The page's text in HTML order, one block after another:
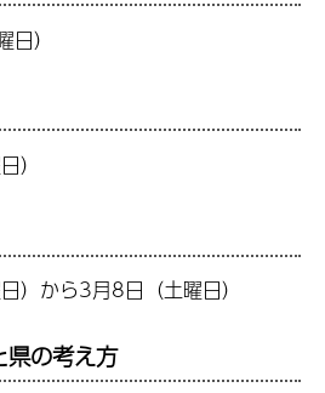
）
）
）から3月8日（土曜日）
の考え方